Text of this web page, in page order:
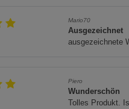
Mario70
Ausgezeichnet
ausgezeichnete
Piero
Wunderschön
Tolles Produkt.